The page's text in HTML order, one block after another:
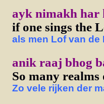
ayk nimakh har
if one sings the
als men Lof van de
anik raaj bhog
So many realms
Zo vele rijken der